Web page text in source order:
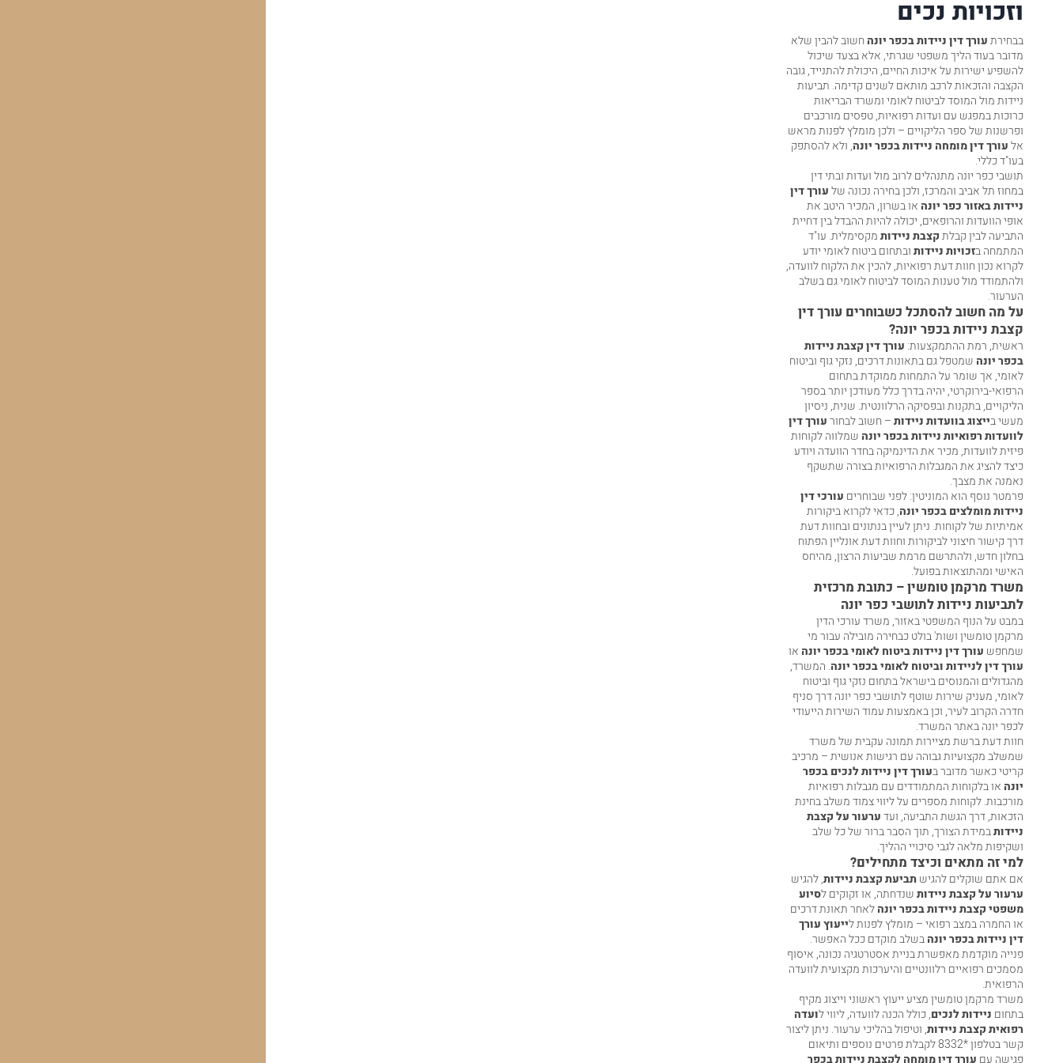
וזכויות נכים
בבחירתעורך דין ניידות בכפר יונהחשוב להבין שלא
מדובר בעוד הליך משפטי שגרתי, אלא בצעד שיכול
להשפיע ישירות על איכות החיים, היכולת להתנייד, גובה
הקצבה והזכאות לרכב מותאם לשנים קדימה. תביעות
ניידות מול המוסד לביטוח לאומי ומשרד הבריאות
כרוכות במפגש עם ועדות רפואיות, טפסים מורכבים
ופרשנות של ספר הליקויים – ולכן מומלץ לפנות מראש
אלעורך דין מומחה ניידות בכפר יונה, ולא להסתפק
בעו"ד כללי.
תושבי כפר יונה מתנהלים לרוב מול ועדות ובתי דין
במחוז תל אביב והמרכז, ולכן בחירה נכונה שלעורך דין
ניידות באזור כפר יונה או בשרון, המכיר היטב את
אופי הוועדות והרופאים, יכולה להיות ההבדל בין דחיית
התביעה לבין קבלתקצבת ניידותמקסימלית. עו"ד
המתמחה בזכויות ניידותובתחוםביטוח לאומייודע
לקרוא נכון חוות דעת רפואיות, להכין את הלקוח לוועדה,
ולהתמודד מול טענות המוסד לביטוח לאומי גם בשלב
הערעור.
על מה חשוב להסתכל כשבוחרים עורך דין
קצבת ניידות בכפר יונה?
ראשית, רמת ההתמקצעות: עורך דין קצבת ניידות
בכפר יונה שמטפל גם בתאונות דרכים, נזקי גוף וביטוח
לאומי, אך שומר על התמחות ממוקדת בתחום
הרפואי-בירוקרטי, יהיה בדרך כלל מעודכן יותר בספר
הליקויים, בתקנות ובפסיקה הרלוונטית. שנית, ניסיון
מעשי בייצוג בוועדות ניידות– חשוב לבחורעורך דין
לוועדות רפואיות ניידות בכפר יונה שמלווה לקוחות
פיזית לוועדות, מכיר את הדינמיקה בחדר הוועדה ויודע
כיצד להציג את המגבלות הרפואיות בצורה שתשקף
נאמנה את מצבך.
פרמטר נוסף הוא המוניטין: לפני שבוחרים עורכי דין
ניידות מומלצים בכפר יונה, כדאי לקרוא ביקורות
אמיתיות של לקוחות. ניתן לעיין בנתונים ובחוות דעת
דרך קישור חיצוני לביקורות וחוות דעת אונלייןהפתוח
בחלון חדש, ולהתרשם מרמת שביעות הרצון, מהיחס
האישי ומהתוצאות בפועל.
משרד מרקמן טומשין – כתובת מרכזית
לתביעות ניידות לתושבי כפר יונה
במבט על הנוף המשפטי באזור, משרד עורכי הדין
מרקמן טומשין ושות' בולט כבחירה מובילה עבור מי
שמחפש עורך דין ניידות ביטוח לאומי בכפר יונה או
עורך דין לניידות וביטוח לאומי בכפר יונה. המשרד,
מהגדולים והמנוסים בישראל בתחום נזקי גוף וביטוח
לאומי, מעניק שירות שוטף לתושבי כפר יונה דרךסניף
חדרה הקרוב לעיר, וכן באמצעותעמוד השירות הייעודי
לכפר יונהבאתר המשרד.
חוות דעת ברשת מציירות תמונה עקבית של משרד
שמשלב מקצועיות גבוהה עם רגישות אנושית – מרכיב
קריטי כאשר מדובר בעורך דין ניידות לנכים בכפר
יונה או בלקוחות המתמודדים עם מגבלות רפואיות
מורכבות. לקוחות מספרים על ליווי צמוד משלב בחינת
הזכאות, דרך הגשת התביעה, ועדערעור על קצבת
ניידותבמידת הצורך, תוך הסבר ברור של כל שלב
ושקיפות מלאה לגבי סיכויי ההליך.
למי זה מתאים וכיצד מתחילים?
אם אתם שוקלים להגישתביעת קצבת ניידות, להגיש
ערעור על קצבת ניידותשנדחתה, או זקוקים לסיוע
משפטי קצבת ניידות בכפר יונהלאחר תאונת דרכים
או החמרה במצב רפואי – מומלץ לפנות לייעוץ עורך
דין ניידות בכפר יונהבשלב מוקדם ככל האפשר.
פנייה מוקדמת מאפשרת בניית אסטרטגיה נכונה, איסוף
מסמכים רפואיים רלוונטיים והיערכות מקצועית לוועדה
הרפואית.
משרד מרקמן טומשין מציע ייעוץ ראשוני וייצוג מקיף
בתחום ניידות לנכים, כולל הכנה לוועדה, ליווי לועדה
רפואית קצבת ניידות, וטיפול בהליכי ערעור. ניתן ליצור
קשר בטלפון*8332
לקבלת פרטים נוספים ותיאום
פגישה עם עורך דין מומחה לקצבת ניידות בכפר